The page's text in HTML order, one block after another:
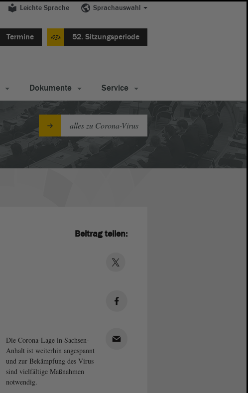
Leichte Sprache Sprachauswahl
Termine 52. Sitzungsperiode
Dokumente Service
alles zu Corona-Virus
Die Corona-Lage in Sachsen-
Anhalt ist weiterhin angespannt
und zur Bekämpfung des Virus
sind vielfältige Maßnahmen
notwendig.
Beitrag teilen: